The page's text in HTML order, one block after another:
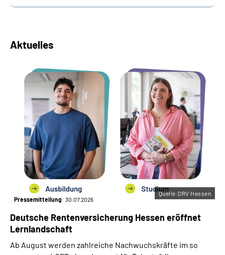
Aktuelles
Pressemitteilung 30.07.2026
Deutsche Rentenversicherung Hessen eröffnet
Lernlandschaft
Ab August werden zahlreiche Nachwuchskräfte im so
Quelle:DRV Hessen